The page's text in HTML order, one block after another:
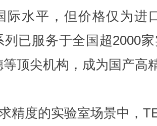
际水平，但价格仅为进
列已服务于全国超2000
顶尖机构，成为国产高
度的实验室场景中，